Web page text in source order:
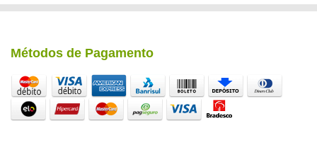
Métodos de Pagamento